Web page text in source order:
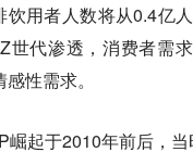
用者人数将从0.4亿
世代渗透，消费者需
性需求。
起于2010年前后，